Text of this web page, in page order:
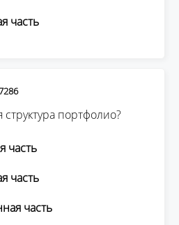
часть
портфолио?
часть
часть
часть